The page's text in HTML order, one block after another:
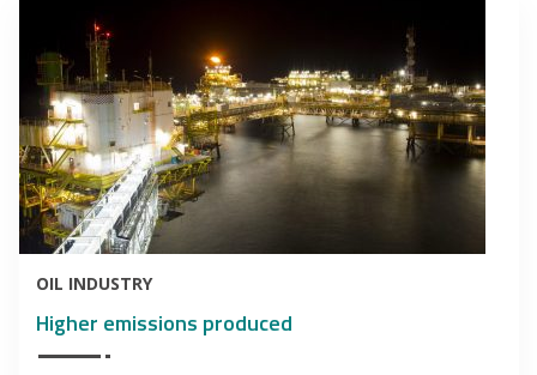
OIL INDUSTRY
Higher emissions produced